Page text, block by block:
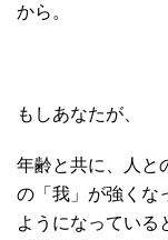
から。
もしあなたが、
年齢と共に、人と
の「我」が強くな
ようになっている